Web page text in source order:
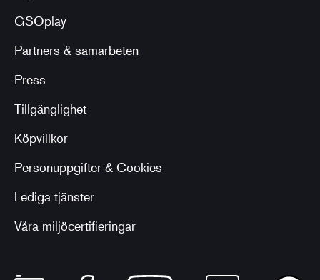
GSOplay
Partners & samarbeten
Press
Tillgänglighet
Köpvillkor
Personuppgifter & Cookies
Lediga tjänster
Våra miljöcertifieringar